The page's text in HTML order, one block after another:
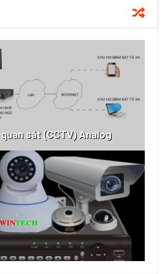
sát (CCTV) Analog